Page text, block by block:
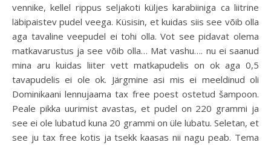
vennike, kellel rippus seljakoti küljes karabiiniga ca liitrine
läbipaistev pudel veega. Küsisin, et kuidas siis see võib olla
aga tavaline veepudel ei tohi olla. Vot see pidavat olema
matkavarustus ja see võib olla… Mat vashu…. nu ei saanud
mina aru kuidas liiter vett matkapudelis on ok aga 0,5
tavapudelis ei ole ok. Järgmine asi mis ei meeldinud oli
Dominikaani lennujaama tax free poest ostetud šampoon.
Peale pikka uurimist avastas, et pudel on 220 grammi ja
see ei ole lubatud kuna 20 grammi on üle lubatu. Seletan, et
see ju tax free kotis ja tsekk kaasas nii nagu peab. Tema